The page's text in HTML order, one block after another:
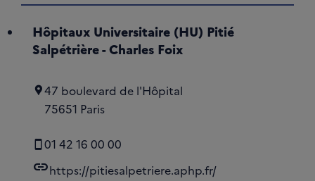
Hôpitaux Universitaire (HU) Pitié
Salpétrière - Charles Foix
47 boulevard de l'Hôpital
75651 Paris
01 42 16 00 00
linkhttps://pitiesalpetriere.aphp.fr/